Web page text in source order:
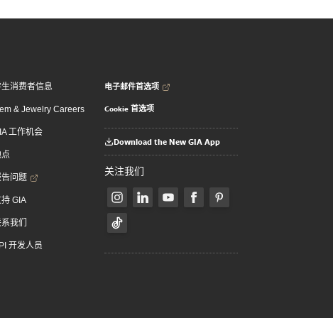
消费者信息
& Jewelry Careers
工作机会
问题
持 GIA
我们
开发人员
电子邮件首选项
Cookie 首选项
Download the New GIA App
关注我们